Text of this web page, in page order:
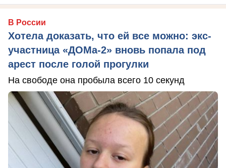
В России
Хотела доказать, что ей все можно: экс-
участница «ДОМа-2» вновь попала под
арест после голой прогулки
На свободе она пробыла всего 10 секунд